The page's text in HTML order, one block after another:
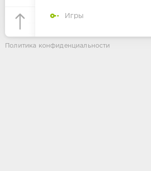
Игры
Политика конфиденциальности